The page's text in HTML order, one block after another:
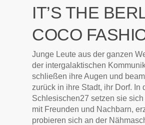
IT’S THE
COCO
Junge Leute aus der ganzen
der intergalaktischen
schließen ihre Augen und
zurück in ihre Stadt, ihr Dorf. In
Schlesischen27 setzen sie sich
mit Freunden und Nachbarn,
probieren sich an der